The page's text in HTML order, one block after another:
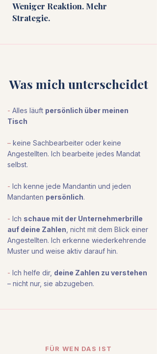
Weniger Reaktion. Mehr
Strategie.
Was mich unterscheidet
- Alles läuft persönlich über meinen
Tisch
– keine Sachbearbeiter oder keine
Angestellten. Ich bearbeite jedes Mandat
selbst.
- Ich kenne jede Mandantin und jeden
Mandanten persönlich.
- Ich schaue mit der Unternehmerbrille
auf deine Zahlen , nicht mit dem Blick einer
Angestellten. Ich erkenne wiederkehrende
Muster und weise aktiv darauf hin.
- Ich helfe dir, deine Zahlen zu verstehen
– nicht nur, sie abzugeben.
FÜR WEN DAS IST